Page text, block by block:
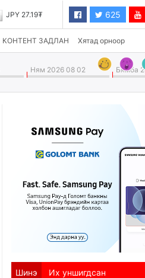
JPY 27.19₮ 625
КОНТЕНТ ЗАДЛАН Хятад орноор
Ням 2026 08 02 Бямба
Шинэ Их уншигдсан